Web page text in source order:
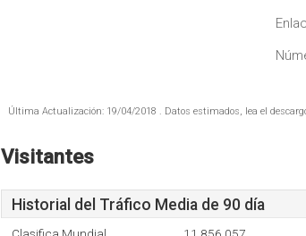
Última Actualización: 19/04/2018 . Datos estimados, lea el
Visitantes
Historial del Tráfico Media de 90 día